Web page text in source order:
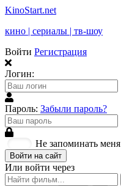
KinoStart.net
кино | сериалы | тв-шоу
Войти Регистрация
Логин:
Пароль: Забыли пароль?
Не запоминать меня
Войти на сайт
Или войти через